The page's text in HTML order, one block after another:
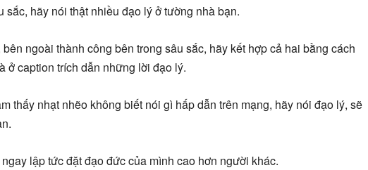
sắc, hãy nói thật nhiều đạo lý ở tường nhà bạn.
ngoài thành công bên trong sâu sắc, hãy kết hợp cả hai bằng cách
ở caption trích dẫn những lời đạo lý.
thấy nhạt nhẽo không biết nói gì hấp dẫn trên mạng, hãy nói đạo lý, sẽ
lập tức đặt đạo đức của mình cao hơn người khác.